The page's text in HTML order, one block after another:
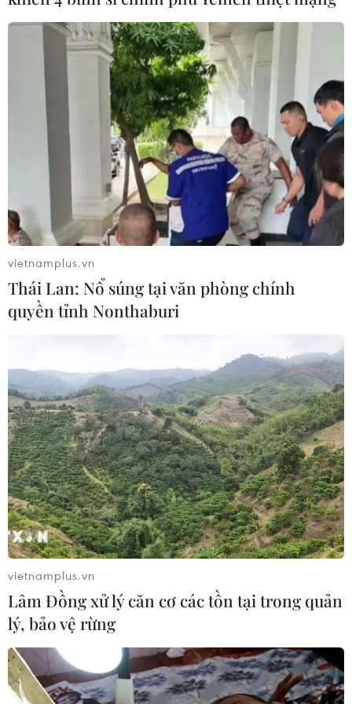
vietnamplus.vn
Thái Lan: Nổ súng tại văn phòng chính
quyền tỉnh Nonthaburi
vietnamplus.vn
Lâm Đồng xử lý căn cơ các tồn tại trong quản
lý, bảo vệ rừng